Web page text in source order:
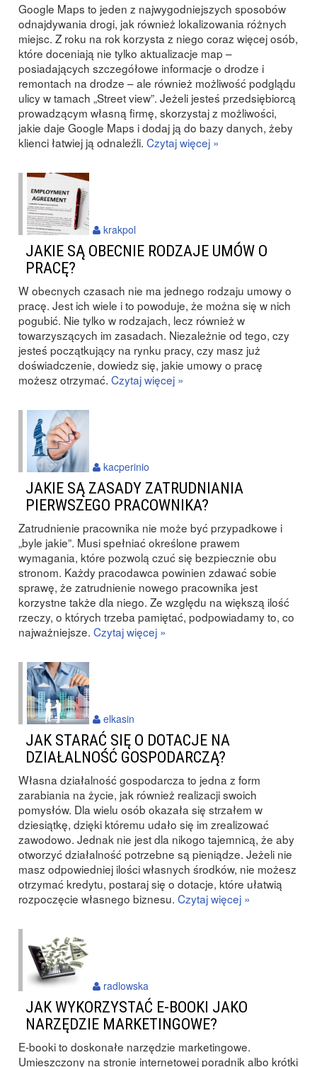
Google Maps to jeden z najwygodniejszych sposobów
odnajdywania drogi, jak również lokalizowania różnych
miejsc. Z roku na rok korzysta z niego coraz więcej osób,
które doceniają nie tylko aktualizacje map –
posiadających szczegółowe informacje o drodze i
remontach na drodze – ale również możliwość podglądu
ulicy w tamach „Street view”. Jeżeli jesteś przedsiębiorcą
prowadzącym własną firmę, skorzystaj z możliwości,
jakie daje Google Maps i dodaj ją do bazy danych, żeby
klienci łatwiej ją odnaleźli. Czytaj więcej »
JAKIE SĄ OBECNIE RODZAJE UMÓW O
PRACĘ?
W obecnych czasach nie ma jednego rodzaju umowy o
pracę. Jest ich wiele i to powoduje, że można się w nich
pogubić. Nie tylko w rodzajach, lecz również w
towarzyszących im zasadach. Niezależnie od tego, czy
jesteś początkujący na rynku pracy, czy masz już
doświadczenie, dowiedz się, jakie umowy o pracę
możesz otrzymać. Czytaj więcej »
krakpol
JAKIE SĄ ZASADY ZATRUDNIANIA
PIERWSZEGO PRACOWNIKA?
Zatrudnienie pracownika nie może być przypadkowe i
„byle jakie”. Musi spełniać określone prawem
wymagania, które pozwolą czuć się bezpiecznie obu
stronom. Każdy pracodawca powinien zdawać sobie
sprawę, że zatrudnienie nowego pracownika jest
korzystne także dla niego. Ze względu na większą ilość
rzeczy, o których trzeba pamiętać, podpowiadamy to, co
najważniejsze. Czytaj więcej »
kacperinio
JAK STARAĆ SIĘ O DOTACJE NA
DZIAŁALNOŚĆ GOSPODARCZĄ?
Własna działalność gospodarcza to jedna z form
zarabiania na życie, jak również realizacji swoich
pomysłów. Dla wielu osób okazała się strzałem w
dziesiątkę, dzięki któremu udało się im zrealizować
zawodowo. Jednak nie jest dla nikogo tajemnicą, że aby
otworzyć działalność potrzebne są pieniądze. Jeżeli nie
masz odpowiedniej ilości własnych środków, nie możesz
otrzymać kredytu, postaraj się o dotacje, które ułatwią
rozpoczęcie własnego biznesu. Czytaj więcej »
elkasin
JAK WYKORZYSTAĆ E-BOOKI JAKO
NARZĘDZIE MARKETINGOWE?
E-booki to doskonałe narzędzie marketingowe.
Umieszczony na stronie internetowej poradnik albo krótki
radlowska